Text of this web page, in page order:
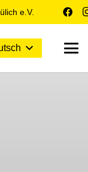
e.V.